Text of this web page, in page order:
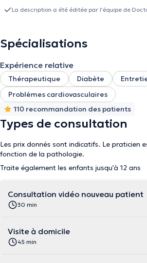
alimentaire et non d’un simple « régime »
uniquement sur les aliments mais inclus
réalise également des consultations à
La description a été éditée par l'équipe de
Spécialisations
Expérience relative
Thérapeutique Diabète
Problèmes cardiovasculaires
110 recommandation des patients
Types de consultation
Les prix donnés sont indicatifs. Le praticien
fonction de la pathologie.
Traite également les enfants jusqu'à 12 ans
Consultation vidéo nouveau patient
30 min
Visite à domicile
45 min